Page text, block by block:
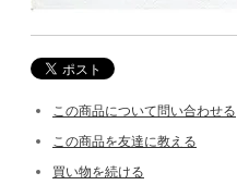
この商品について問い合わせる
この商品を友達に教える
買い物を続ける